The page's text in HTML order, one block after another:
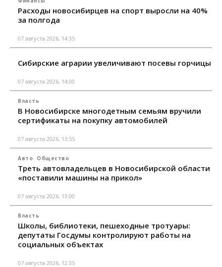
Расходы новосибирцев на спорт выросли на 40%
за полгода
07 августа 2026, 14:35
Сибирские аграрии увеличивают посевы горчицы
07 августа 2026, 14:00
Власть
В Новосибирске многодетным семьям вручили
сертификаты на покупку автомобилей
07 августа 2026, 13:55
Авто Общество
Треть автовладельцев в Новосибирской области
«поставили машины на прикол»
07 августа 2026, 13:00
Власть
Школы, библиотеки, пешеходные тротуары:
депутаты Госдумы контролируют работы на
социальных объектах
07 августа 2026, 12:35